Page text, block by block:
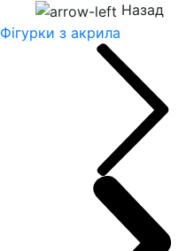
Назад
Фігурки з акрила